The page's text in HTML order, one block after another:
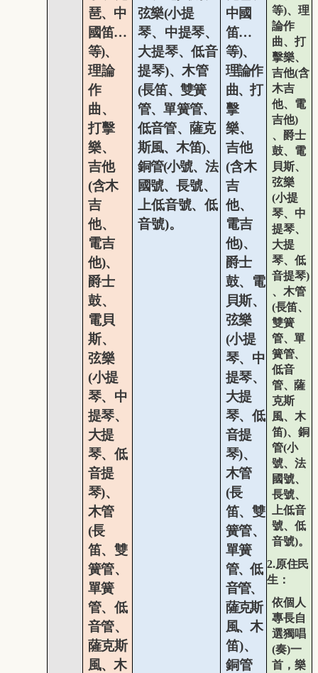
琶、中
國笛…
等)、
理論
作
曲、
打擊
樂、
吉他
(含木
吉
他、
電吉
他)、
爵士
鼓、
電貝
斯、
弦樂
(小提
琴、中
提琴、
大提
琴、低
音提
琴)、
木管
(長
笛、雙
簧管、
單簧
管、低
音管、
薩克斯
風、木
弦樂(小提
琴、中提琴、
大提琴、低音
提琴)、木管
(長笛、雙簧
管、單簧管、
低音管、 薩克
斯風、木笛)、
銅管(小號、法
國號、 長號、
上低音號、低
音號)。
中國
笛…
等)、
理論作
曲、打
擊
樂、
吉他
(含木
吉
他、
電吉
他)、
爵士
鼓、電
貝斯、
弦樂
(小提
琴、中
提琴、
大提
琴、低
音提
琴)、
木管
(長
笛、雙
簧管、
單簧
管、低
音管、
薩克斯
風、木
笛)、
銅管
等)、 理
論作
曲、打
擊樂、
吉他(含
木吉
他、電
吉他)
、爵士
鼓、電
貝斯、
弦樂
(小提
琴、中
提琴、
大提
琴、低
音提琴)
、 木管
(長笛、
雙簧
管、單
簧管、
低音
管、薩
克斯
風、木
笛)、銅
管(小
號、法
國號、
長號、
上低音
號、低
音號)。
2.原住民
生：
依個人
專長自
選獨唱
(奏)一
首，樂